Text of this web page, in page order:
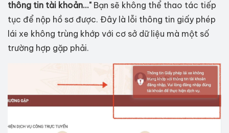
thông tin tài khoản..." Bạn sẽ không thể thao tác tiếp
tục để nộp hồ sơ được. Đây là lỗi thông tin giấy phép
lái xe không trùng khớp với cơ sở dữ liệu mà một số
trường hợp gặp phải.